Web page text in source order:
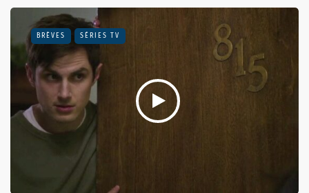
BRÈVES SÉRIES TV